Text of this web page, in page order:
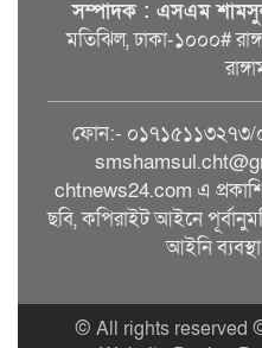
সম্পাদক : এসএম
মতিঝিল, ঢাকা-১০০০#
ফোন:-
chtnews24.com এ
ছবি, কপিরাইট আইনে
আইনি
© All rights reserved